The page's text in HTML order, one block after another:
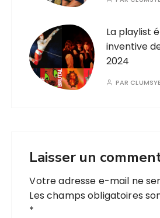
La playlist
inventive
2024
PAR
Laisser un
Votre adresse e-mail ne
Les champs obligatoires
*